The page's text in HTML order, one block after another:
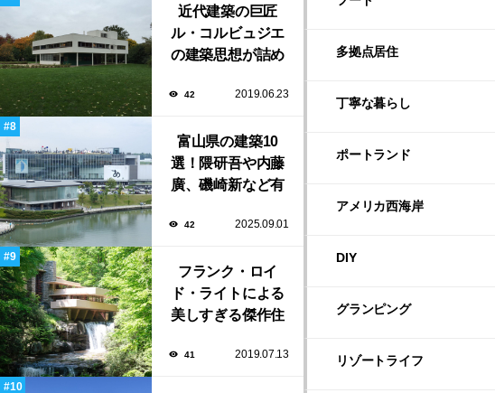
近代建築の巨匠
ル・コルビュジエ
の建築思想が詰め
「サヴォア邸」
42 2019.06.23
富山県の建築10
選！隈研吾や内藤
廣、磯崎新など有
然と調和する美術
公共施設など！
42 2025.09.01
フランク・ロイ
ド・ライトによる
美しすぎる傑作住
ーリング・ウォー
41 2019.07.13
多拠点居住
丁寧な暮らし
ポートランド
アメリカ西海岸
DIY
グランピング
リゾートライフ